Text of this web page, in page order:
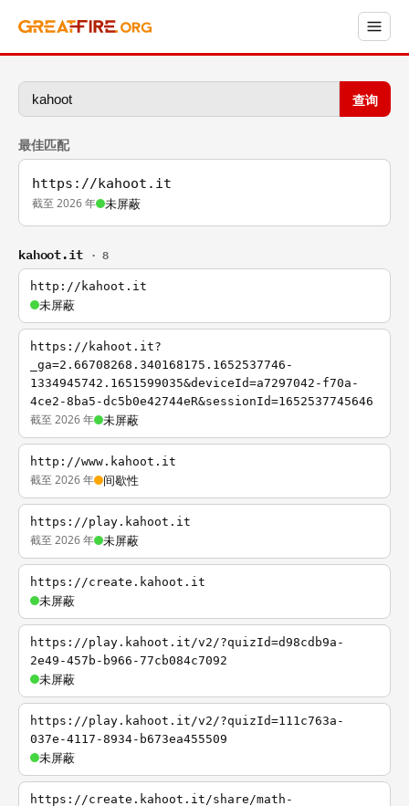
查询
最佳匹配
https://kahoot.it
截至 2026 年 未屏蔽
kahoot.it · 8
http://kahoot.it
未屏蔽
https://kahoot.it?
_ga=2.66708268.340168175.1652537746-
1334945742.1651599035&deviceId=a7297042-f70a-
4ce2-8ba5-dc5b0e42744eR&sessionId=1652537745646
截至 2026 年 未屏蔽
http://www.kahoot.it
截至 2026 年 间歇性
https://play.kahoot.it
截至 2026 年 未屏蔽
https://create.kahoot.it
未屏蔽
https://play.kahoot.it/v2/?quizId=d98cdb9a-
2e49-457b-b966-77cb084c7092
未屏蔽
https://play.kahoot.it/v2/?quizId=111c763a-
037e-4117-8934-b673ea455509
未屏蔽
https://create.kahoot.it/share/math-